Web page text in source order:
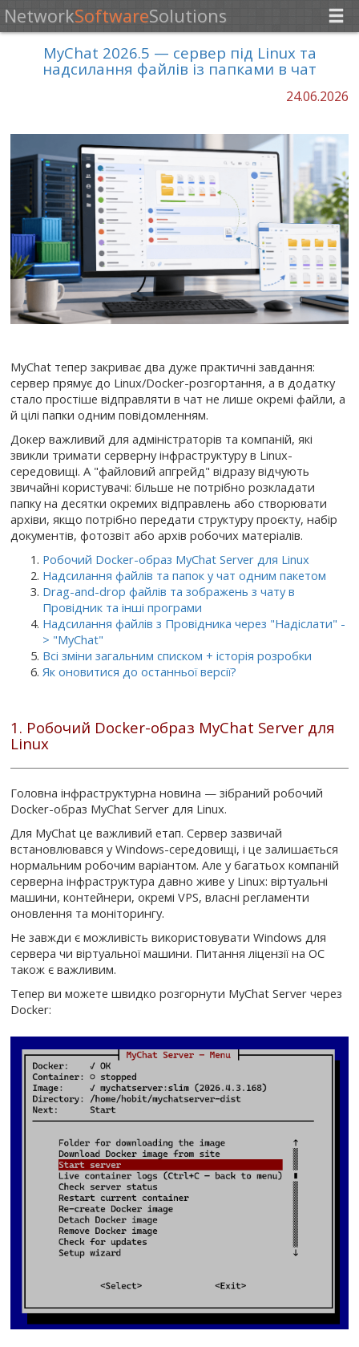
NetworkSoftwareSolutions
MyChat 2026.5 — сервер під Linux та
надсилання файлів із папками в чат
24.06.2026
MyChat тепер закриває два дуже практичні завдання:
сервер прямує до Linux/Docker-розгортання, а в додатку
стало простіше відправляти в чат не лише окремі файли, а
й цілі папки одним повідомленням.
Докер важливий для адміністраторів та компаній, які
звикли тримати серверну інфраструктуру в Linux-
середовищі. А "файловий апгрейд" відразу відчують
звичайні користувачі: більше не потрібно розкладати
папку на десятки окремих відправлень або створювати
архіви, якщо потрібно передати структуру проєкту, набір
документів, фотозвіт або архів робочих матеріалів.
Робочий Docker-образ MyChat Server для Linux
Надсилання файлів та папок у чат одним пакетом
Drag-and-drop файлів та зображень з чату в
Провідник та інші програми
Надсилання файлів з Провідника через "Надіслати" -
> "MyChat"
Всі зміни загальним списком + історія розробки
Як оновитися до останньої версії?
1. Робочий Docker-образ MyChat Server для
Linux
Головна інфраструктурна новина — зібраний робочий
Docker-образ MyChat Server для Linux.
Для MyChat це важливий етап. Сервер зазвичай
встановлювався у Windows-середовищі, і це залишається
нормальним робочим варіантом. Але у багатьох компаній
серверна інфраструктура давно живе у Linux: віртуальні
машини, контейнери, окремі VPS, власні регламенти
оновлення та моніторингу.
Не завжди є можливість використовувати Windows для
сервера чи віртуальної машини. Питання ліцензії на ОС
також є важливим.
Тепер ви можете швидко розгорнути MyChat Server через
Docker: